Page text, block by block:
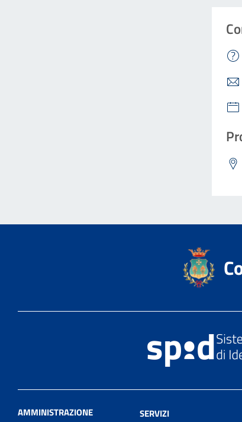
AMMINISTRAZIONE SERVIZI